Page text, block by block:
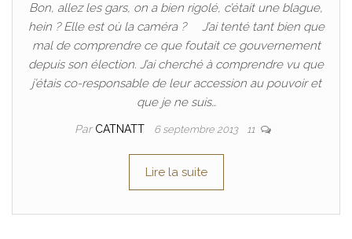
Bon, allez les gars, on a bien rigolé, c’était une blague,
hein ? Elle est où la caméra ? J’ai tenté tant bien que
mal de comprendre ce que foutait ce gouvernement
depuis son élection. J’ai cherché à comprendre vu que
j’étais co-responsable de leur accession au pouvoir et
que je ne suis…
Par CATNATT 6 septembre 2013 11
Lire la suite